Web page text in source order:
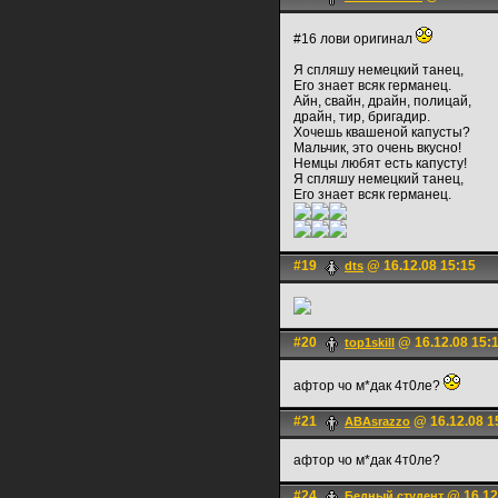
#16 лови оригинал
Я спляшу немецкий танец,
Его знает всяк германец.
Айн, свайн, драйн, полицай,
драйн, тир, бригадир.
Хочешь квашеной капусты?
Мальчик, это очень вкусно!
Немцы любят есть капусту!
Я спляшу немецкий танец,
Его знает всяк германец.
#19 dts @ 16.12.08 15:15
#20 top1skill @ 16.12.08
афтор чо м*дак 4т0ле?
#21 ABAsrazzo @ 16.12.08
афтор чо м*дак 4т0ле?